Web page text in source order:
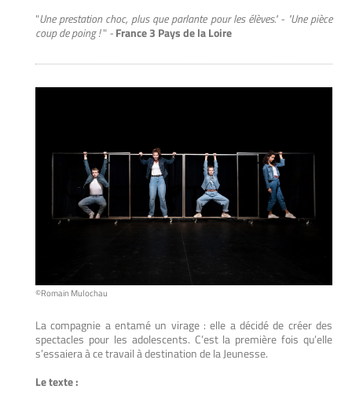
"Une prestation choc, plus que parlante pour les élèves." - "Une pièce
coup de poing !"-France 3 Pays de la Loire
©Romain Mulochau
La compagnie a entamé un virage : elle a décidé de créer des
spectacles pour les adolescents. C’est la première fois qu’elle
s’essaiera à ce travail à destination de la Jeunesse.
Le texte :